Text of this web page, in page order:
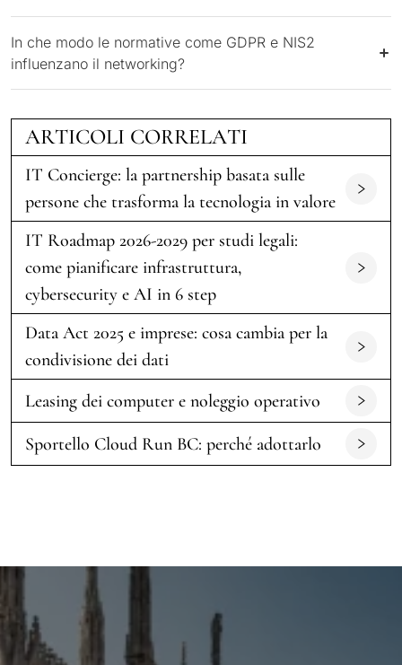
In che modo le normative come GDPR e NIS2
influenzano il networking?
ARTICOLI CORRELATI
IT Concierge: la partnership basata sulle
persone che trasforma la tecnologia in valore
IT Roadmap 2026-2029 per studi legali:
come pianificare infrastruttura,
cybersecurity e AI in 6 step
Data Act 2025 e imprese: cosa cambia per la
condivisione dei dati
Leasing dei computer e noleggio operativo
Sportello Cloud Run BC: perché adottarlo